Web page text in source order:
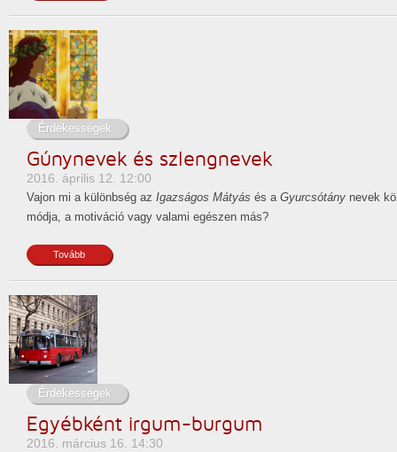
Érdekességek
Gúnynevek és szlengnevek
2016. április 12. 12:00
Vajon mi a különbség az Igazságos Mátyás és a Gyurcsótány nevek
módja, a motiváció vagy valami egészen más?
Tovább
Érdekességek
Egyébként irgum-burgum
2016. március 16. 14:30